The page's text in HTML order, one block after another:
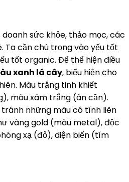
sức khỏe, thảo mọc, các
Ta cần chú trọng vào yếu tốt
tốt organic. Để thể hiện điều
xanh lá cây, biểu hiện cho
Màu trắng tinh khiết
màu xám trắng (ân cần).
những màu có tính liên
vàng gold (màu metal), độc
xạ (đỏ), diện biến (tím